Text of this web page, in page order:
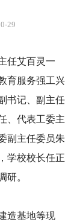
29
任艾百灵一
育服务强工兴
书记、副主任
、代表工委主
副主任委员朱
学校校长任正
研。
造基地等现